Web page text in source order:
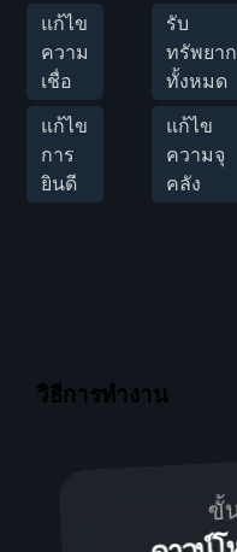
แก้ไข
ความ
เชื่อ
แก้ไข
การ
ยินดี
รับ
ทรัพยา
ทั้งหมด
แก้ไข
ความจุ
คลัง
วิธีการทำงาน
ขั้